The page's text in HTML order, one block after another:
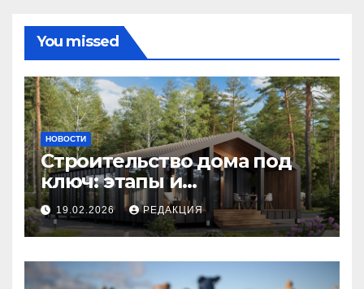
You missed
НОВОСТИ
Строительство дома под
ключ: этапы и
планирование бюджета
19.02.2026 РЕДАКЦИЯ